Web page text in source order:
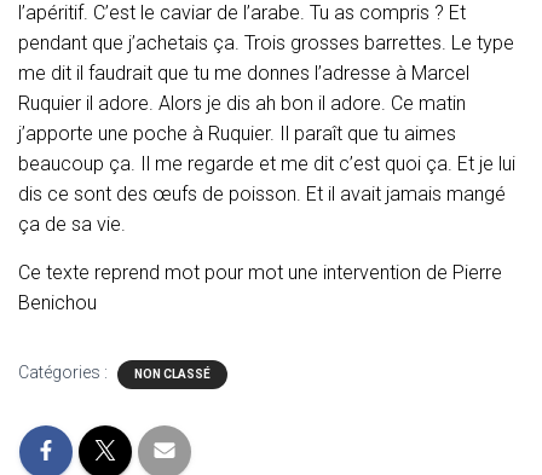
l’apéritif. C’est le caviar de l’arabe. Tu as compris ? Et
pendant que j’achetais ça. Trois grosses barrettes. Le type
me dit il faudrait que tu me donnes l’adresse à Marcel
Ruquier il adore. Alors je dis ah bon il adore. Ce matin
j’apporte une poche à Ruquier. Il paraît que tu aimes
beaucoup ça. Il me regarde et me dit c’est quoi ça. Et je lui
dis ce sont des œufs de poisson. Et il avait jamais mangé
ça de sa vie.
Ce texte reprend mot pour mot une intervention de Pierre
Benichou
Catégories : NON CLASSÉ